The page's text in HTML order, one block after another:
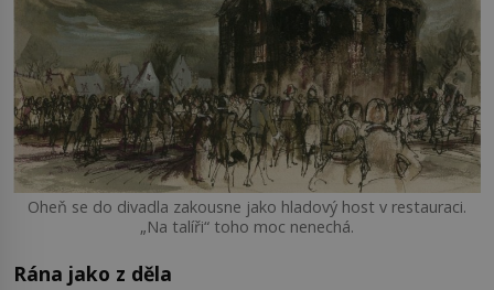
Oheň se do divadla zakousne jako hladový host v restauraci.
„Na talíři“ toho moc nenechá.
Rána jako z děla